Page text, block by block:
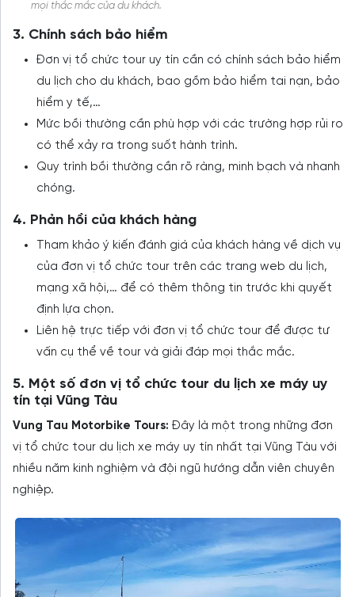
mọi thắc mắc của du khách.
3. Chính sách bảo hiểm
Đơn vị tổ chức tour uy tín cần có chính sách bảo hiểm
du lịch cho du khách, bao gồm bảo hiểm tai nạn, bảo
hiểm y tế,…
Mức bồi thường cần phù hợp với các trường hợp rủi ro
có thể xảy ra trong suốt hành trình.
Quy trình bồi thường cần rõ ràng, minh bạch và nhanh
chóng.
4. Phản hồi của khách hàng
Tham khảo ý kiến đánh giá của khách hàng về dịch vụ
của đơn vị tổ chức tour trên các trang web du lịch,
mạng xã hội,… để có thêm thông tin trước khi quyết
định lựa chọn.
Liên hệ trực tiếp với đơn vị tổ chức tour để được tư
vấn cụ thể về tour và giải đáp mọi thắc mắc.
5. Một số đơn vị tổ chức tour du lịch xe máy uy
tín tại Vũng Tàu
Vung Tau Motorbike Tours: Đây là một trong những đơn
vị tổ chức tour du lịch xe máy uy tín nhất tại Vũng Tàu với
nhiều năm kinh nghiệm và đội ngũ hướng dẫn viên chuyên
nghiệp.